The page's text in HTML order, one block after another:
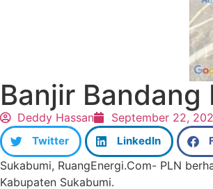
Banjir
Deddy Hassan September 22,
Twitter LinkedIn
Sukabumi, RuangEnergi.Com- PLN
Kabupaten Sukabumi.